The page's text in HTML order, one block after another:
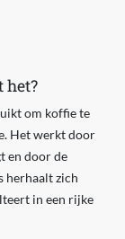
het?
om koffie te
Het werkt door
en door de
herhaalt zich
in een rijke